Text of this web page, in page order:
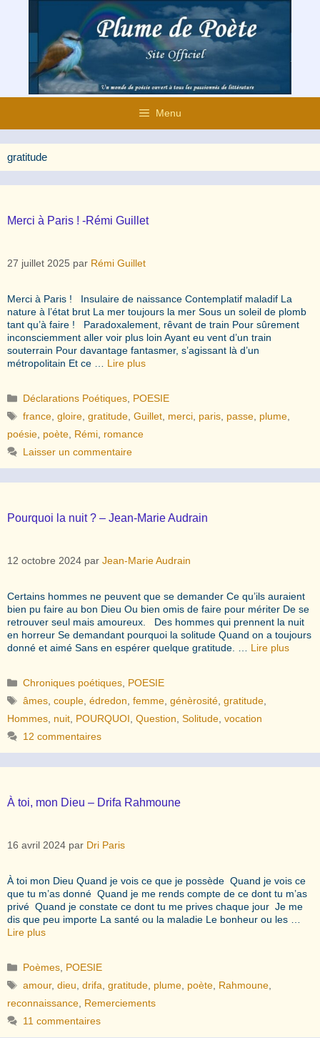
contenu
Menu
gratitude
Merci à Paris ! -Rémi Guillet
27 juillet 2025 par Rémi Guillet
Merci à Paris ! Insulaire de naissance Contemplatif maladif La
nature à l’état brut La mer toujours la mer Sous un soleil de plomb
tant qu’à faire ! Paradoxalement, rêvant de train Pour sûrement
inconsciemment aller voir plus loin Ayant eu vent d’un train
souterrain Pour davantage fantasmer, s’agissant là d’un
métropolitain Et ce … Lire plus
Catégories
Déclarations Poétiques POESIE
Étiquettes
france ,gloire ,gratitude ,Guillet merci paris passe plume
poésie poète Rémi romance
Laisser un commentaire
Pourquoi la nuit ? – Jean-Marie Audrain
12 octobre 2024 par Jean-Marie Audrain
Certains hommes ne peuvent que se demander Ce qu’ils auraient
bien pu faire au bon Dieu Ou bien omis de faire pour mériter De se
retrouver seul mais amoureux. Des hommes qui prennent la nuit
en horreur Se demandant pourquoi la solitude Quand on a toujours
donné et aimé Sans en espérer quelque gratitude. … Lire plus
Catégories
Chroniques poétiques POESIE
Étiquettes
âmes ,couple ,édredon ,femme ,génèrosité ,gratitude
Hommes nuit POURQUOI Question Solitude vocation
12 commentaires
À toi, mon Dieu – Drifa Rahmoune
16 avril 2024 par Dri Paris
À toi mon Dieu Quand je vois ce que je possède Quand je vois ce
que tu m’as donné Quand je me rends compte de ce dont tu m’as
privé Quand je constate ce dont tu me prives chaque jour Je me
dis que peu importe La santé ou la maladie Le bonheur ou les …
Lire plus
Catégories
Poèmes POESIE
Étiquettes
amour,dieu ,drifa ,gratitude plume poète Rahmoune
reconnaissance Remerciements
11 commentaires